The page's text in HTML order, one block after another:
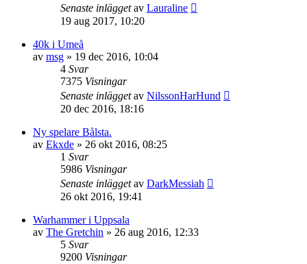
Senaste inläggetav Lauraline
19 aug 2017, 10:20
40k i Umeå
av msg » 19 dec 2016, 10:04
4 Svar
7375 Visningar
Senaste inläggetav NilssonHarHund
20 dec 2016, 18:16
Ny spelare Bålsta.
av Ekxde » 26 okt 2016, 08:25
1 Svar
5986 Visningar
Senaste inläggetav DarkMessiah
26 okt 2016, 19:41
Warhammer i Uppsala
av The Gretchin » 26 aug 2016, 12:33
5 Svar
9200 Visningar